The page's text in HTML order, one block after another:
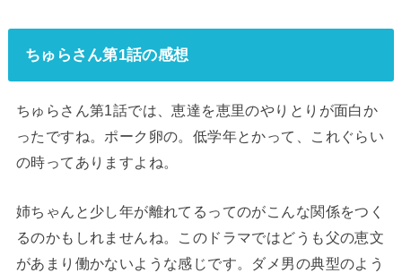
ちゅらさん第1話の感想
ちゅらさん第1話では、恵達を恵里のやりとりが面白か
ったですね。ポーク卵の。低学年とかって、これぐらい
の時ってありますよね。
姉ちゃんと少し年が離れてるってのがこんな関係をつく
るのかもしれませんね。このドラマではどうも父の恵文
があまり働かないような感じです。ダメ男の典型のよう